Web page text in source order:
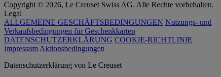
Copyright © 2026, Le Creuset Swiss AG. Alle Rechte vorbehalten.
Legal
ALLGEMEINE GESCHÄFTSBEDINGUNGEN Nutzungs- und
Verkaufsbedingungen für Geschenkkarten
DATENSCHUTZERKLÄRUNG COOKIE-RICHTLINIE
ImpressumAktionsbedingungen
Datenschutz­erklärung von Le Creuset